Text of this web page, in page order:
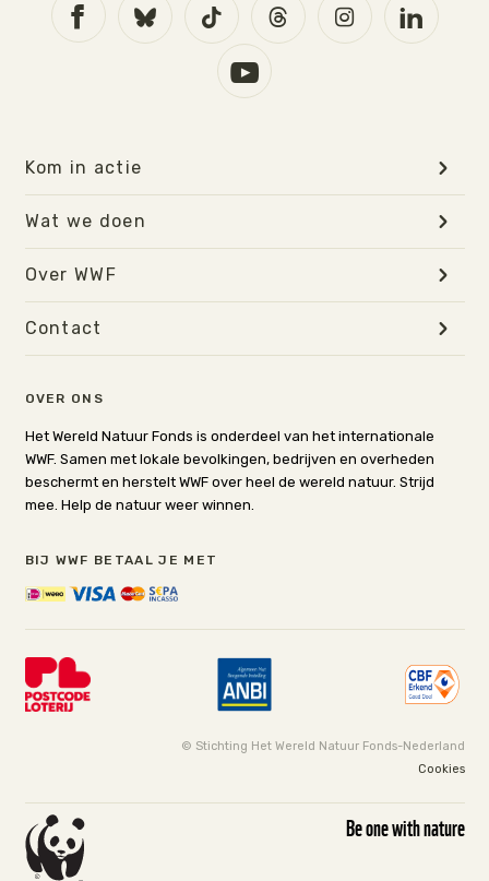
OVER ONS
Het Wereld Natuur Fonds is onderdeel van het internationale
WWF. Samen met lokale bevolkingen, bedrijven en overheden
beschermt en herstelt WWF over heel de wereld natuur. Strijd
mee. Help de natuur weer winnen.
BIJ WWF BETAAL JE MET
Kom in actie
Wat we doen
Over WWF
Contact
© Stichting Het Wereld Natuur Fonds-Nederland
Cookies
Be one with nature